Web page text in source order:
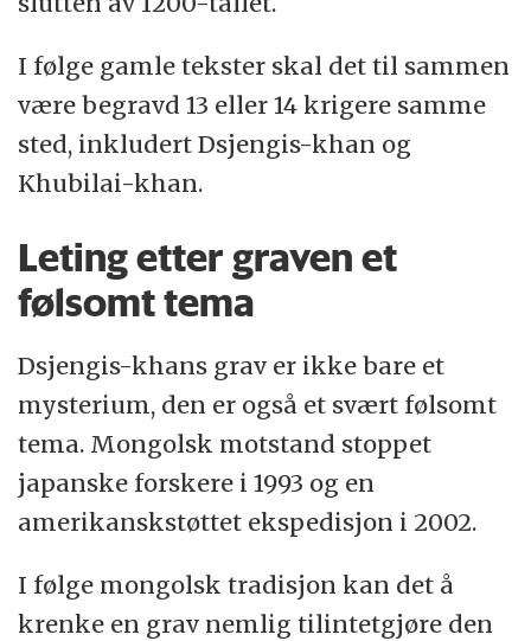
I følge gamle tekster skal det til sammen
være begravd 13 eller 14 krigere samme
sted, inkludert Dsjengis-khan og
Khubilai-khan.
Leting etter graven et
følsomt tema
Dsjengis-khans grav er ikke bare et
mysterium, den er også et svært følsomt
tema. Mongolsk motstand stoppet
japanske forskere i 1993 og en
amerikanskstøttet ekspedisjon i 2002.
I følge mongolsk tradisjon kan det å
krenke en grav nemlig tilintetgjøre den